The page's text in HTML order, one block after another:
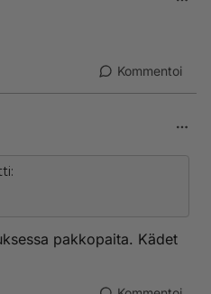
Kommentoi
pakkopaita. Kädet